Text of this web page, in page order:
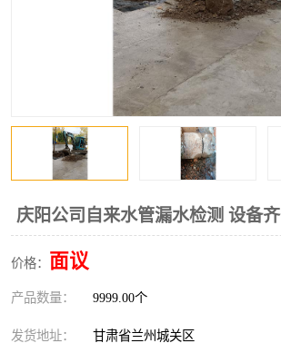
庆阳公司自来水管漏水检测 设备齐
价格： 面议
产品数量： 9999.00个
发货地址： 甘肃省兰州城关区
高压车疏通清淤